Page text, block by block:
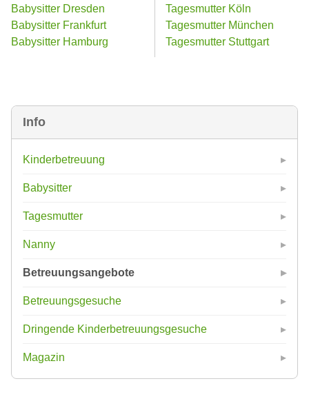
Info
Kinderbetreuung
Babysitter
Tagesmutter
Nanny
Betreuungsangebote
Betreuungsgesuche
Dringende Kinderbetreuungsgesuche
Magazin
Babysitter Dresden
Babysitter Frankfurt
Babysitter Hamburg
Tagesmutter Köln
Tagesmutter München
Tagesmutter Stuttgart